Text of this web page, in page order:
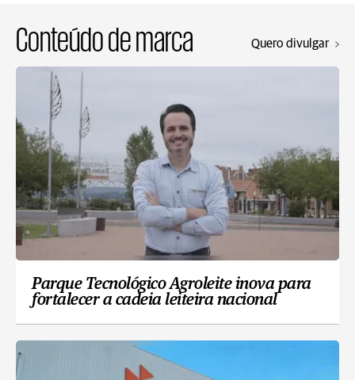
Conteúdo de marca Quero divulgar
Parque Tecnológico Agroleite inova para
fortalecer a cadeia leiteira nacional